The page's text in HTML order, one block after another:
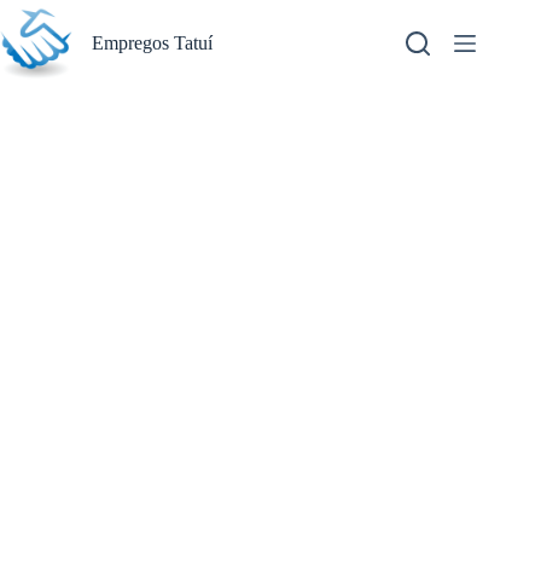
Pular
para
o
conteúdo
Empregos Tatuí